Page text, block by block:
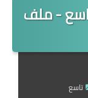
- ملف
تاسع